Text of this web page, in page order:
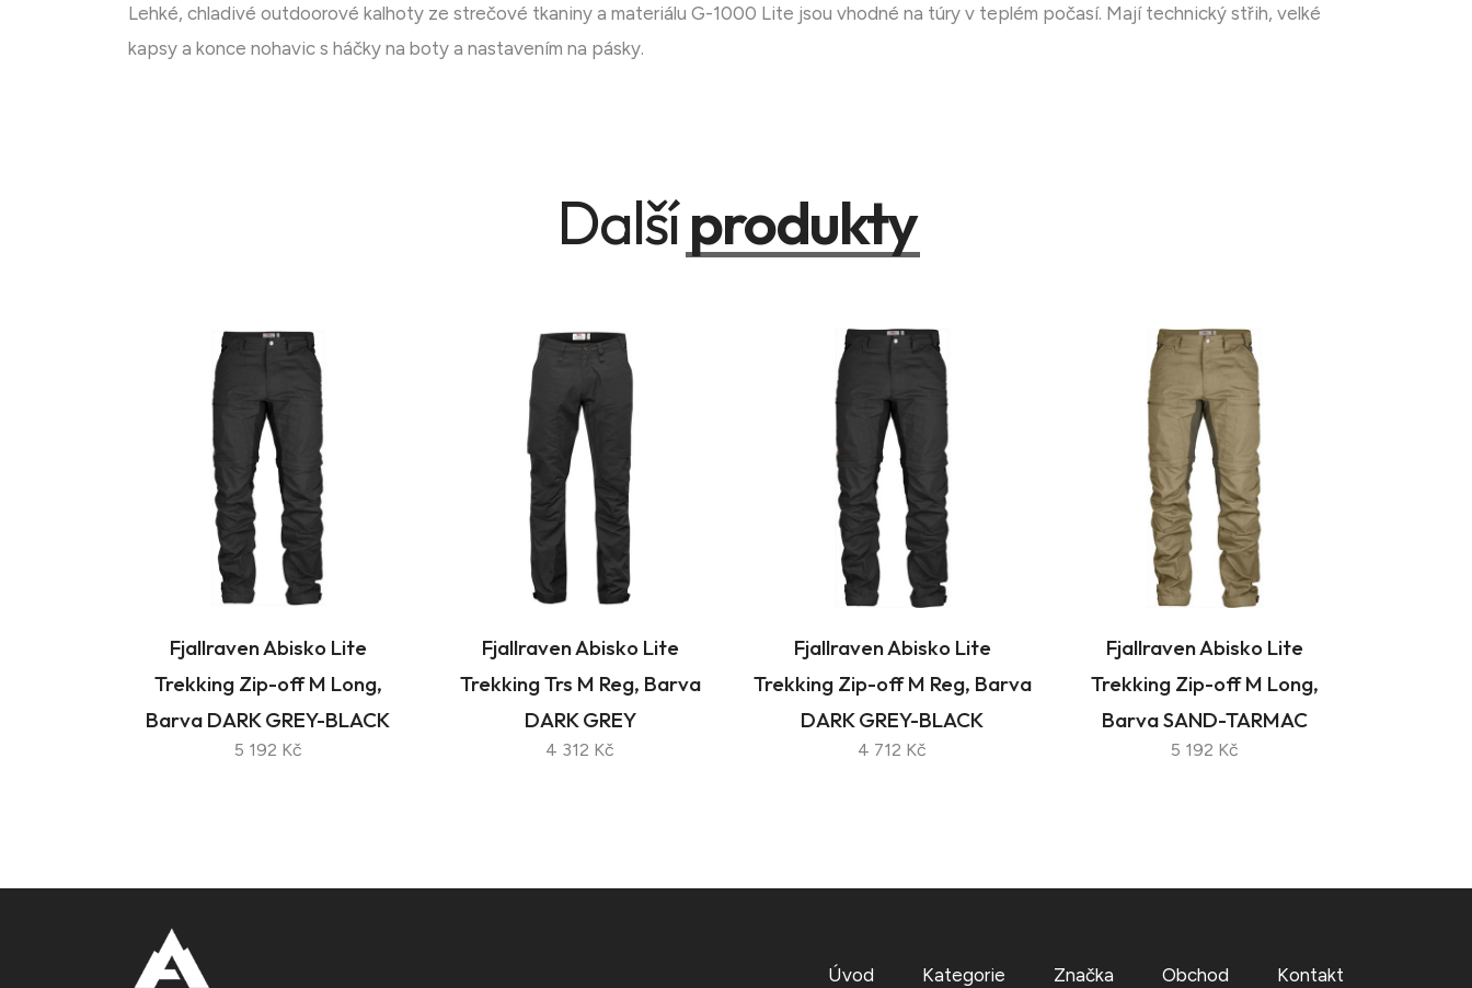
Lehké, chladivé outdoorové kalhoty ze strečové tkaniny a materiálu G-1000 Lite jsou vhodné na túry v teplém počasí. Mají technický střih, velké
kapsy a konce nohavic s háčky na boty a nastavením na pásky.
Dalšíprodukty
Fjallraven Abisko Lite
Trekking Zip-off M Long,
Barva DARK GREY-BLACK
5 192 Kč
Fjallraven Abisko Lite
Trekking Trs M Reg, Barva
DARK GREY
4 312 Kč
Fjallraven Abisko Lite
Trekking Zip-off M Reg, Barva
DARK GREY-BLACK
4 712 Kč
Fjallraven Abisko Lite
Trekking Zip-off M Long,
Barva SAND-TARMAC
5 192 Kč
Úvod Kategorie Značka Obchod Kontakt